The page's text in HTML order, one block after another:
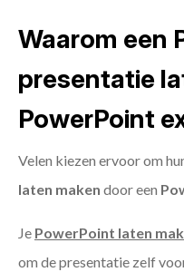
Waarom een
presentatie
PowerPoint
Velen kiezen ervoor om
laten maken door een
Je PowerPoint laten
om de presentatie zelf